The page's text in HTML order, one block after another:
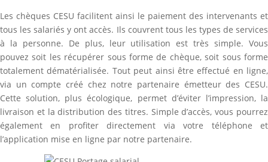
Les chèques CESU facilitent ainsi le paiement des intervenants et
tous les salariés y ont accès. Ils couvrent tous les types de services
à la personne. De plus, leur utilisation est très simple. Vous
pouvez soit les récupérer sous forme de chèque, soit sous forme
totalement dématérialisée. Tout peut ainsi être effectué en ligne,
via un compte créé chez notre partenaire émetteur des CESU.
Cette solution, plus écologique, permet d’éviter l’impression, la
livraison et la distribution des titres. Simple d’accès, vous pourrez
également en profiter directement via votre téléphone et
l’application mise en ligne par notre partenaire.